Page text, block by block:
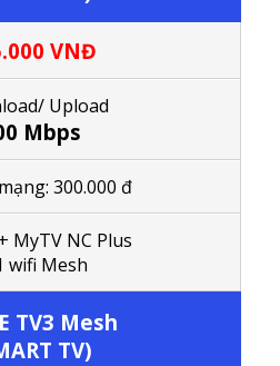
VNĐ
Upload
Mbps
300.000 đ
MyTV NC Plus
wifi Mesh
TV3 Mesh
TV)